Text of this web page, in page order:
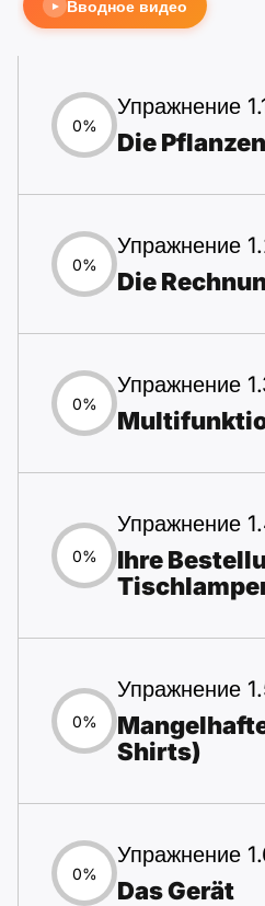
► Вводное видео
0%
Упражнение
Die
0%
Упражнение
Die
0%
Упражнение
0%
Упражнение
Ihre
0%
Упражнение
Shirts)
0%
Упражнение
Das Gerät